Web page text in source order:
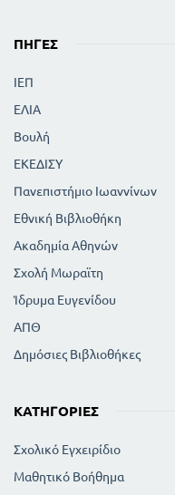
ΠΗΓΈΣ
ΙΕΠ
ΕΛΙΑ
Βουλή
ΕΚΕΔΙΣΥ
Πανεπιστήμιο Ιωαννίνων
Εθνική Βιβλιοθήκη
Ακαδημία Αθηνών
Σχολή Μωραϊτη
Ίδρυμα Ευγενίδου
ΑΠΘ
Δημόσιες Βιβλιοθήκες
ΚΑΤΗΓΟΡΊΕΣ
Σχολικό Εγχειρίδιο
Μαθητικό Βοήθημα